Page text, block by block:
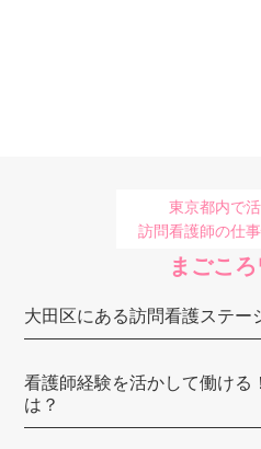
白十字訪問看護ステーション
コモレビ・ナーシングステ
ソフィアメディ
SOMPOケア
東京都内で
訪問看護師の仕
まごこ
大田区にある訪問看護ステー
看護師経験を活かして働ける
は？